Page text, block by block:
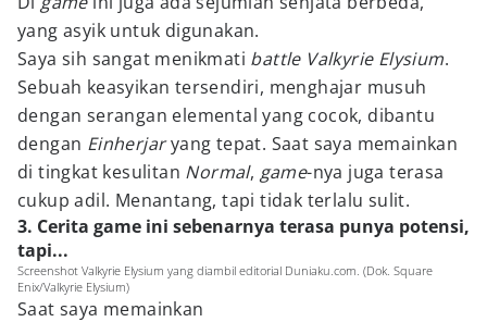
yang asyik untuk digunakan.
Saya sih sangat menikmati battle Valkyrie Elysium.
Sebuah keasyikan tersendiri, menghajar musuh
dengan serangan elemental yang cocok, dibantu
dengan Einherjaryang tepat. Saat saya memainkan
di tingkat kesulitan Normal, game-nya juga terasa
cukup adil. Menantang, tapi tidak terlalu sulit.
3. Cerita game ini sebenarnya terasa punya potensi,
tapi...
Screenshot Valkyrie Elysium yang diambil editorial Duniaku.com. (Dok. Square
Enix/Valkyrie Elysium)
Saat saya memainkan